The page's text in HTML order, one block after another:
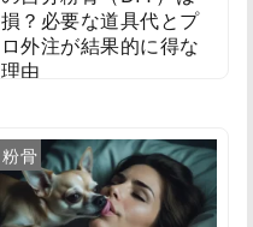
損？必要な道具代とプ
ロ外注が結果的に得な
理由
粉骨